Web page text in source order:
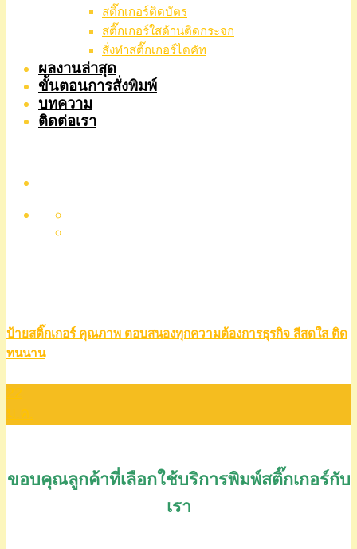
สติ๊กเกอร์ติดบัตร
สติ๊กเกอร์ใสด้านติดกระจก
สั่งทําสติ๊กเกอร์ไดคัท
ผลงานล่าสุด
ขั้นตอนการสั่งพิมพ์
บทความ
ติดต่อเรา
ป้ายสติ๊กเกอร์ คุณภาพ ตอบสนองทุกความต้องการธุรกิจ สีสดใส ติด
ทนนาน
22
ม.ค.
ขอบคุณลูกค้าที่เลือกใช้บริการพิมพ์สติ๊กเกอร์กับ
เรา